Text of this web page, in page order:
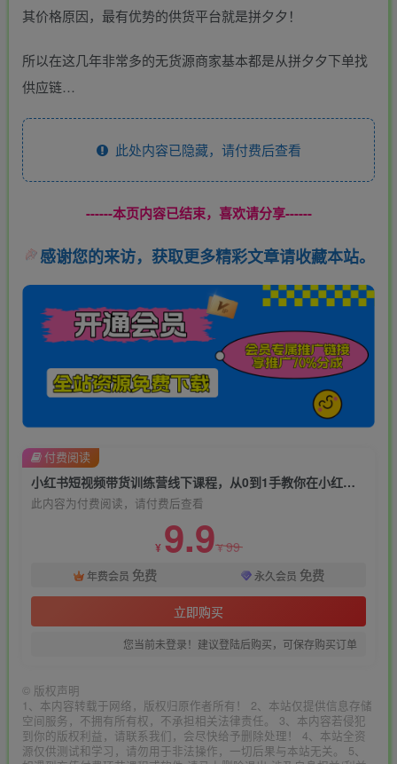
其价格原因，最有优势的供货平台就是拼夕夕！
所以在这几年非常多的无货源商家基本都是从拼夕夕下单找
供应链…
此处内容已隐藏，请付费后查看
------本页内容已结束，喜欢请分享------
感谢您的来访，获取更多精彩文章请收藏本站。
小红书短视频带货训练营线下课程，从0到1手教你在小红书注册开店卖货
此内容为付费阅读，请付费后查看
¥ 9.9¥99
年费会员 免费 永久会员 免费
立即购买
您当前未登录！建议登陆后购买，可保存购买订单
付费阅读
© 版权声明
1、本内容转载于网络，版权归原作者所有！ 2、本站仅提供信息存储
空间服务，不拥有所有权，不承担相关法律责任。 3、本内容若侵犯
到你的版权利益，请联系我们，会尽快给予删除处理！ 4、本站全资
源仅供测试和学习，请勿用于非法操作，一切后果与本站无关。 5、